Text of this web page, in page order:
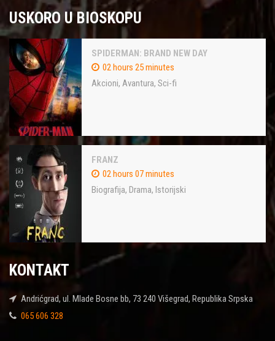
USKORO U BIOSKOPU
SPIDERMAN: BRAND NEW DAY
02 hours 25 minutes
Akcioni, Avantura, Sci-fi
FRANZ
02 hours 07 minutes
Biografija, Drama, Istorijski
KONTAKT
Andrićgrad, ul. Mlade Bosne bb, 73 240 Višegrad, Republika Srpska
065 606 328